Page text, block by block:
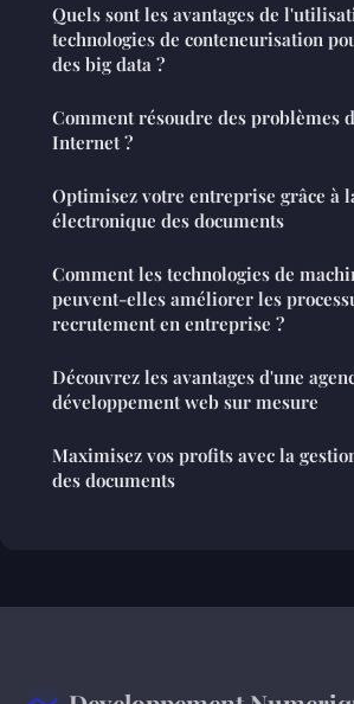
Quels sont les avantages de
technologies de conteneurisation
des big data ?
Comment résoudre des problèmes
Internet ?
Optimisez votre entreprise grâce à
électronique des documents
Comment les technologies de
peuvent-elles améliorer les
recrutement en entreprise ?
Découvrez les avantages d'une
développement web sur mesure
Maximisez vos profits avec la
des documents